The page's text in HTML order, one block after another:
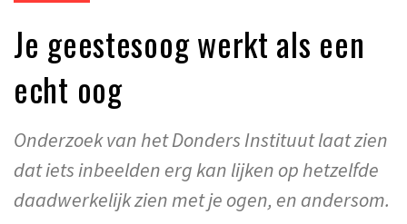
Je geestesoog werkt als een
echt oog
Onderzoek van het Donders Instituut laat zien
dat iets inbeelden erg kan lijken op hetzelfde
daadwerkelijk zien met je ogen, en andersom.